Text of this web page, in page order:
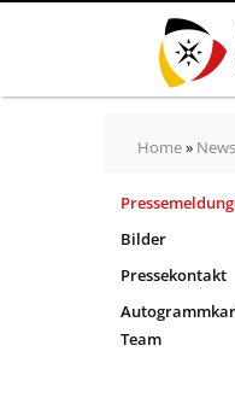
Home» News
Bilder
Pressekontakt
Team